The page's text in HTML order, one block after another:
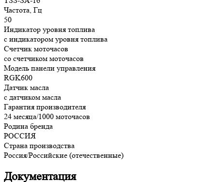
Частота, Гц
50
Индикатор уровня топлива
с индикатором уровня топлива
Счетчик моточасов
со счетчиком моточасов
Модель панели управления
RGK600
Датчик масла
с датчиком масла
Гарантия производителя
24 месяца/1000 моточасов
Родина бренда
РОССИЯ
Страна производства
Россия/Российские (отечественные)
Документация